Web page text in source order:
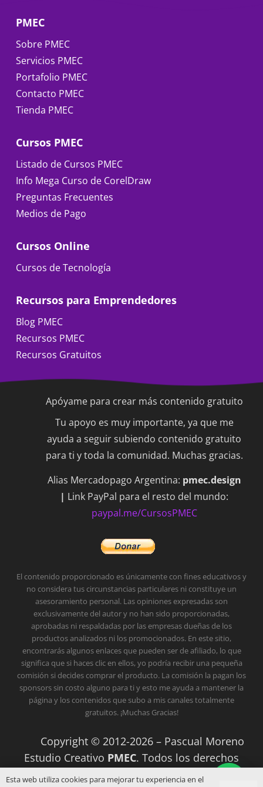
PMEC
Sobre PMEC
Servicios PMEC
Portafolio PMEC
Contacto PMEC
Tienda PMEC
Cursos PMEC
Listado de Cursos PMEC
Info Mega Curso de CorelDraw
Preguntas Frecuentes
Medios de Pago
Cursos Online
Cursos de Tecnología
Recursos para Emprendedores
Blog PMEC
Recursos PMEC
Recursos Gratuitos
Apóyame para crear más contenido gratuito
Tu apoyo es muy importante, ya que me
ayuda a seguir subiendo contenido gratuito
para ti y toda la comunidad. Muchas gracias.
Alias Mercadopago Argentina: pmec.design
| Link PayPal para el resto del mundo:
paypal.me/CursosPMEC
El contenido proporcionado es únicamente con fines educativos y
no considera tus circunstancias particulares ni constituye un
asesoramiento personal. Las opiniones expresadas son
exclusivamente del autor y no han sido proporcionadas,
aprobadas ni respaldadas por las empresas dueñas de los
productos analizados ni los promocionados. En este sitio,
encontrarás algunos enlaces que pueden ser de afiliado, lo que
significa que si haces clic en ellos, yo podría recibir una pequeña
comisión si decides comprar el producto. La comisión la pagan los
sponsors sin costo alguno para ti y esto me ayuda a mantener la
página y los contenidos que subo a mis canales totalmente
gratuitos. ¡Muchas Gracias!
Copyright © 2012-2026 – Pascual Moreno
Estudio Creativo PMEC. Todos los derechos
reservados. Términos y Condiciones .
¿Necesitás ayuda?
Esta web utiliza cookies para mejorar tu experiencia en el